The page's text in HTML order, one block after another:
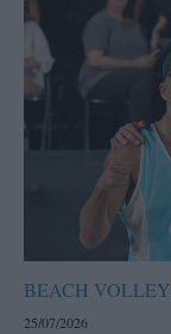
BEACH VOLLEY
25/07/2026